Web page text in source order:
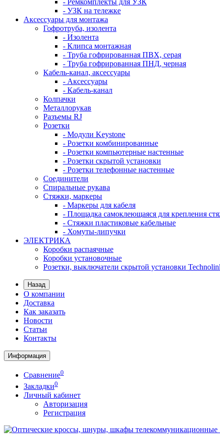
- Ремкомплекты для УЗК
- УЗК на тележке
Аксессуары для монтажа
Гофротруба, изолента
- Изолента
- Клипса монтажная
- Труба гофрированная ПВХ, серая
- Труба гофрированная ПНД, черная
Кабель-канал, аксессуары
- Аксессуары
- Кабель-канал
Колпачки
Металлорукав
Разъемы RJ
Розетки
- Модули Keystone
- Розетки комбинированные
- Розетки компьютерные настенные
- Розетки скрытой установки
- Розетки телефонные настенные
Соединители
Спиральные рукава
Стяжки, маркеры
- Маркеры для кабеля
- Площадка самоклеющаяся для крепления
- Стяжки пластиковые кабельные
- Хомуты-липучки
ЭЛЕКТРИКА
Коробки распаячные
Коробки установочные
Розетки, выключатели скрытой установки
Назад
О компании
Доставка
Как заказать
Новости
Статьи
Контакты
Информация
Сравнение0
Закладки0
Личный кабинет
Авторизация
Регистрация